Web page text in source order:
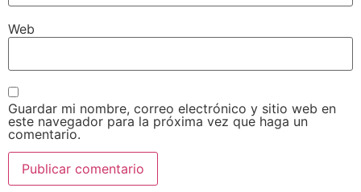
Web
Guardar mi nombre, correo electrónico y sitio web en
este navegador para la próxima vez que haga un
comentario.